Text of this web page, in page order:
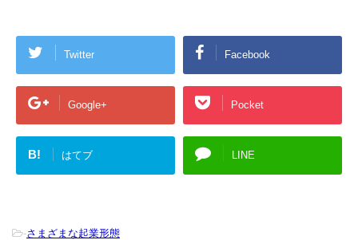
Twitter Facebook
Google+ Pocket
B! はてブ LINE
-さまざまな起業形態